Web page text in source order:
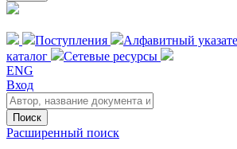
Поступления Алфавитный
каталог
Сетевые ресурсы
ENG
Вход
Поиск
Расширенный поиск